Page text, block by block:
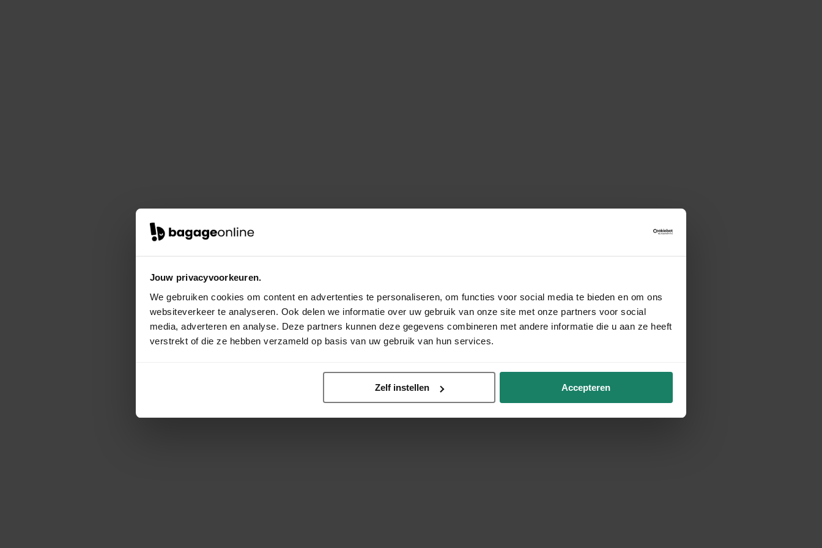
Jouw privacyvoorkeuren.
We gebruiken cookies om content en advertenties te personaliseren, om functies voor social media te bieden en om ons
websiteverkeer te analyseren. Ook delen we informatie over uw gebruik van onze site met onze partners voor social
media, adverteren en analyse. Deze partners kunnen deze gegevens combineren met andere informatie die u aan ze heeft
verstrekt of die ze hebben verzameld op basis van uw gebruik van hun services.
Zelf instellen Accepteren